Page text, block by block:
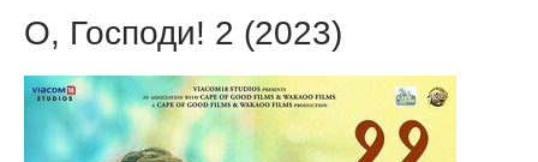
О, Господи! 2 (2023)